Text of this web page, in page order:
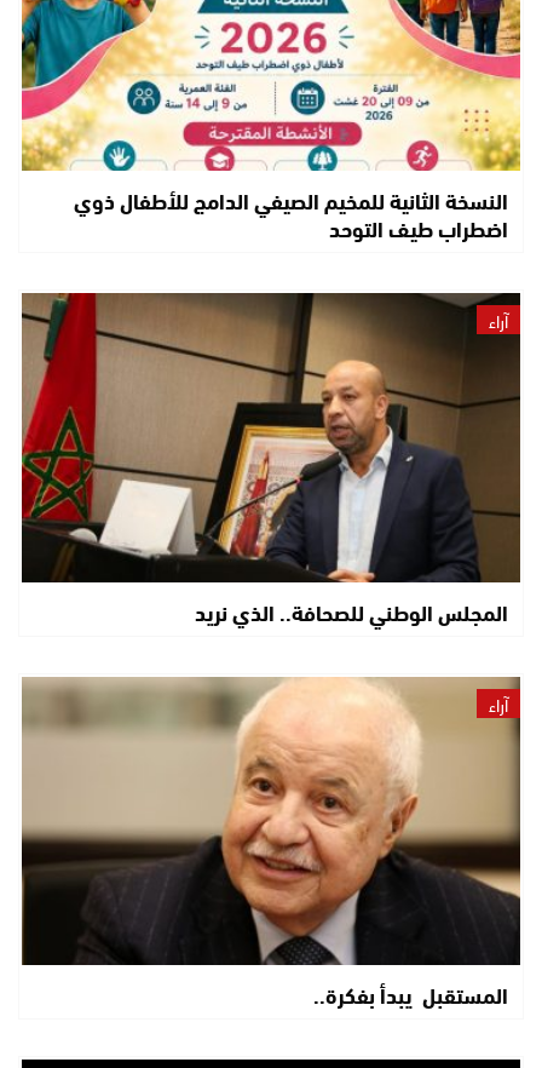
النسخة الثانية للمخيم الصيفي الدامج للأطفال ذوي
اضطراب طيف التوحد
آراء
المجلس الوطني للصحافة.. الذي نريد
آراء
المستقبل يبدأ بفكرة..